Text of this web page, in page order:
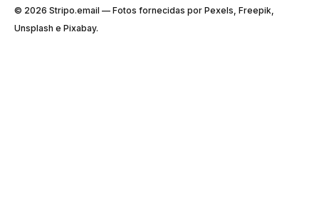
© 2026 Stripо.email — Fotos fornecidas por Pexels, Freepik,
Unsplash e Pixabay.